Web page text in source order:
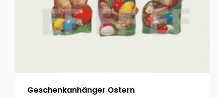
Geschenkanhänger Ostern